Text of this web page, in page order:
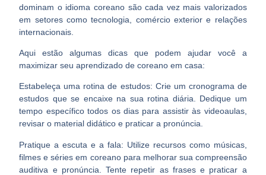
dominam o idioma coreano são cada vez mais valorizados
em setores como tecnologia, comércio exterior e relações
internacionais.
Aqui estão algumas dicas que podem ajudar você a
maximizar seu aprendizado de coreano em casa:
Estabeleça uma rotina de estudos: Crie um cronograma de
estudos que se encaixe na sua rotina diária. Dedique um
tempo específico todos os dias para assistir às videoaulas,
revisar o material didático e praticar a pronúncia.
Pratique a escuta e a fala: Utilize recursos como músicas,
filmes e séries em coreano para melhorar sua compreensão
auditiva e pronúncia. Tente repetir as frases e praticar a